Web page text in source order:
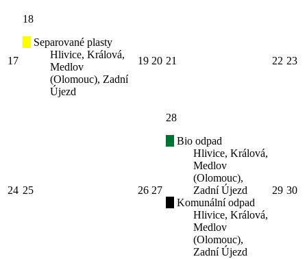
17
18
Separované plasty
Hlivice, Králová,
Medlov
(Olomouc), Zadní
Újezd
19 20 21 22 23
24 25 26 27
28
Bio odpad
Hlivice, Králová,
Medlov
(Olomouc),
Zadní Újezd
Komunální odpad
Hlivice, Králová,
Medlov
(Olomouc),
Zadní Újezd
29 30